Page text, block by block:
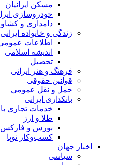
مسکن ایرانیان
خودروسازی
دامداری و
زندگی و خانواده ایرانی
اطلاعات
اندیشه اسلامی
تحصیل
فرهنگ و هنر ایرانی
قوانین حقوقی
حمل و نقل عمومی
بانکداری ایرانی
خدمات تجاری
طلا و ارز
بورس و فارکس
کسب‌وکار نوپا
اخبار جهان
سیاسی